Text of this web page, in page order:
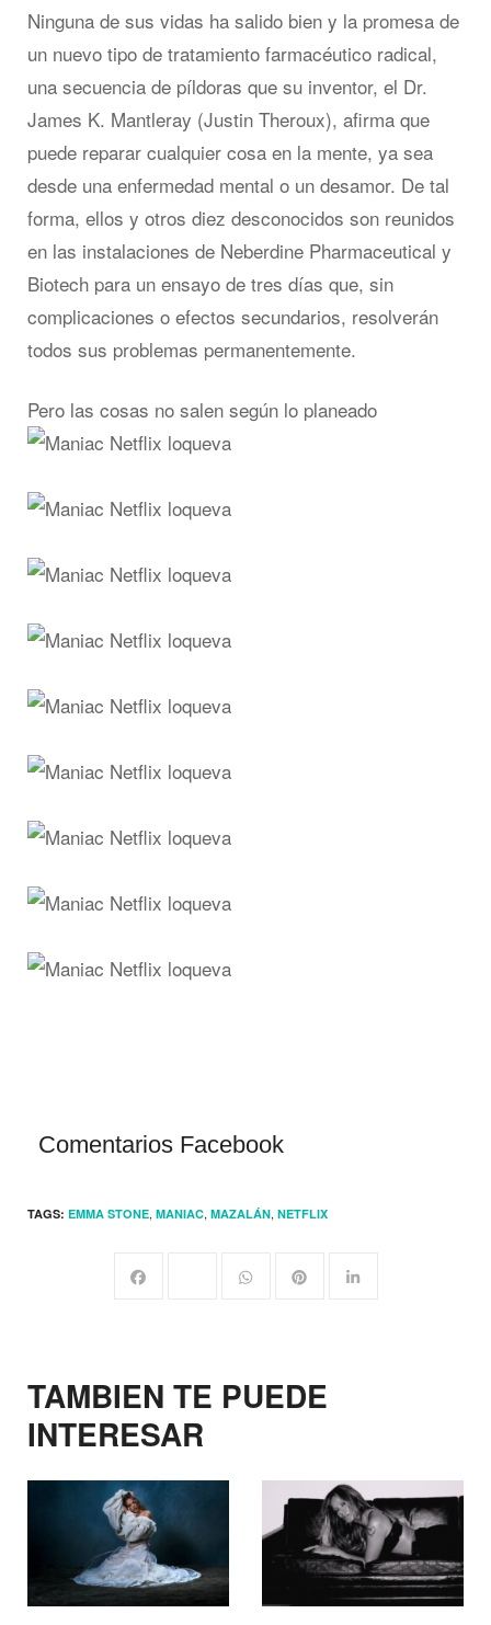
Ninguna de sus vidas ha salido bien y la promesa de
un nuevo tipo de tratamiento farmacéutico radical,
una secuencia de píldoras que su inventor, el Dr.
James K. Mantleray (Justin Theroux), afirma que
puede reparar cualquier cosa en la mente, ya sea
desde una enfermedad mental o un desamor. De tal
forma, ellos y otros diez desconocidos son reunidos
en las instalaciones de Neberdine Pharmaceutical y
Biotech para un ensayo de tres días que, sin
complicaciones o efectos secundarios, resolverán
todos sus problemas permanentemente.
Pero las cosas no salen según lo planeado
Comentarios Facebook
TAGS: EMMA STONE, MANIAC, MAZALÁN, NETFLIX
TAMBIEN TE PUEDE
INTERESAR